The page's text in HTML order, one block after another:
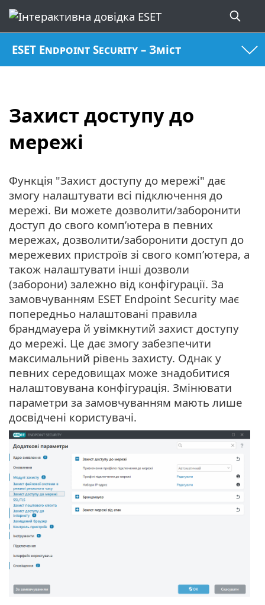
ESET Endpoint Security – Зміст
Захист доступу до
мережі
Функція "Захист доступу до мережі" дає
змогу налаштувати всі підключення до
мережі. Ви можете дозволити/заборонити
доступ до свого комп’ютера в певних
мережах, дозволити/заборонити доступ до
мережевих пристроїв зі свого комп’ютера, а
також налаштувати інші дозволи
(заборони) залежно від конфігурації. За
замовчуванням ESET Endpoint Security має
попередньо налаштовані правила
брандмауера й увімкнутий захист доступу
до мережі. Це дає змогу забезпечити
максимальний рівень захисту. Однак у
певних середовищах може знадобитися
налаштовувана конфігурація. Змінювати
параметри за замовчуванням мають лише
досвідчені користувачі.